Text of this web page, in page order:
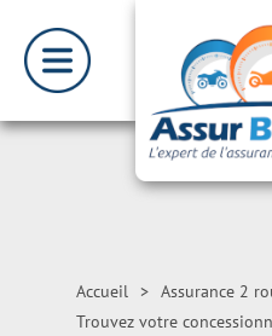
Accueil > Assurance 2
Trouvez votre